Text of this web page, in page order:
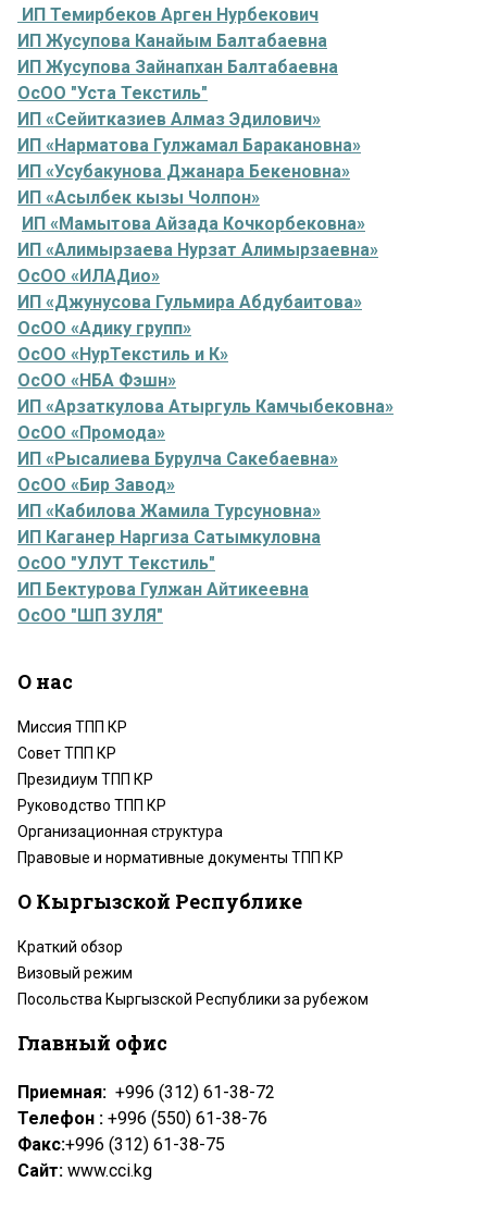
ИП Темирбеков Арген Нурбекович
ИП Жусупова Канайым Балтабаевна
ИП Жусупова Зайнапхан Балтабаевна
ОсОО "Уста Текстиль"
ИП «Сейитказиев Алмаз Эдилович»
ИП «Нарматова Гулжамал Баракановна»
ИП «Усубакунова Джанара Бекеновна»
ИП «Асылбек кызы Чолпон»
ИП «Мамытова Айзада Кочкорбековна»
ИП «Алимырзаева Нурзат Алимырзаевна»
ОсОО «ИЛАДио»
ИП «Джунусова Гульмира Абдубаитова»
ОсОО «Адику групп»
ОсОО «НурТекстиль и К»
ОсОО «НБА Фэшн»
ИП «Арзаткулова Атыргуль Камчыбековна»
ОсОО «Промода»
ИП «Рысалиева Бурулча Сакебаевна»
ОсОО «Бир Завод»
ИП «Кабилова Жамила Турсуновна»
ИП Каганер Наргиза Сатымкуловна
ОсОО "УЛУТ Текстиль"
ИП Бектурова Гулжан Айтикеевна
ОсОО "ШП ЗУЛЯ"
О нас
Миссия ТПП КР
Совет ТПП КР
Президиум ТПП КР
Руководство ТПП КР
Организационная структура
Правовые и нормативные документы ТПП КР
О Кыргызской Республике
Краткий обзор
Визовый режим
Посольства Кыргызской Республики за рубежом
Главный офис
Приемная: +996 (312) 61-38-72
Телефон : +996 (550) 61-38-76
Факс:+996 (312) 61-38-75
Сайт: www.cci.kg